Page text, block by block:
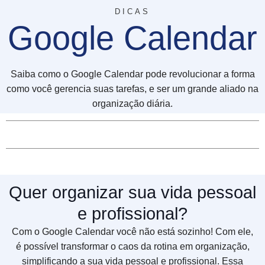
DICAS
Google Calendar
Saiba como o Google Calendar pode revolucionar a forma
como você gerencia suas tarefas, e ser um grande aliado na
organização diária.
Quer organizar sua vida pessoal
e profissional?
Com o Google Calendar você não está sozinho! Com ele,
é possível transformar o caos da rotina em organização,
simplificando a sua vida pessoal e profissional. Essa